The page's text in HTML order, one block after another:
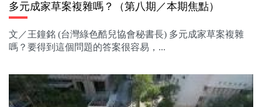
多元成家草案複雜嗎？（第八期／本期焦點）
文／王鐘銘 (台灣綠色酷兒協會秘書長) 多元成家草案複雜
嗎？要得到這個問題的答案很容易，...